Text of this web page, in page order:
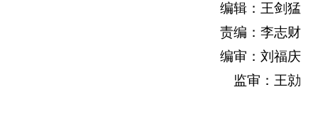
编辑：王剑猛
责编：李志财
编审：刘福庆
监审：王勍